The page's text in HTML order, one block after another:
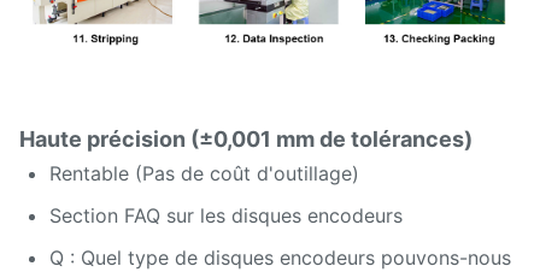
Haute précision (±0,001 mm de tolérances)
Rentable (Pas de coût d'outillage)
Section FAQ sur les disques encodeurs
Q : Quel type de disques encodeurs pouvons-nous